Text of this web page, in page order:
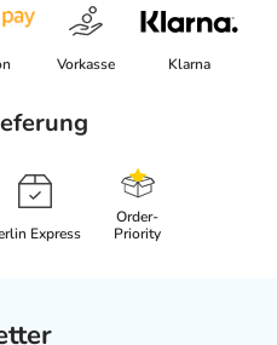
Vorkasse Klarna
Express
Order-
Priority